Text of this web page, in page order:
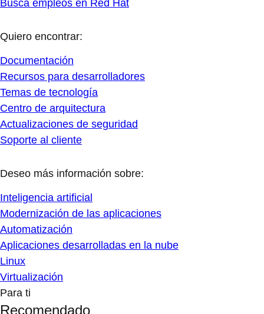
Busca empleos en Red Hat
Quiero encontrar:
Documentación
Recursos para desarrolladores
Temas de tecnología
Centro de arquitectura
Actualizaciones de seguridad
Soporte al cliente
Deseo más información sobre:
Inteligencia artificial
Modernización de las aplicaciones
Automatización
Aplicaciones desarrolladas en la nube
Linux
Virtualización
Para ti
Recomendado